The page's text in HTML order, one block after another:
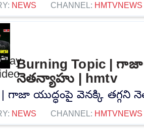
NEWS CHANNEL: HMTVNEWS
Burning Topic | గాజా
నెతన్యాహు | hmtv
| గాజా యుద్ధంపై వెనక్కి తగ్గని
NEWS CHANNEL: HMTVNEWS